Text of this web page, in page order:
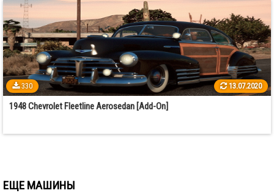
330 13.07.2020
1948 Chevrolet Fleetline Aerosedan [Add-On]
ЕЩЕ МАШИНЫ